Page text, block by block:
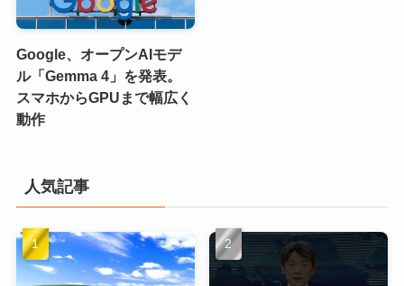
Google、オープンAIモデ
ル「Gemma 4」を発表。
スマホからGPUまで幅広く
動作
人気記事